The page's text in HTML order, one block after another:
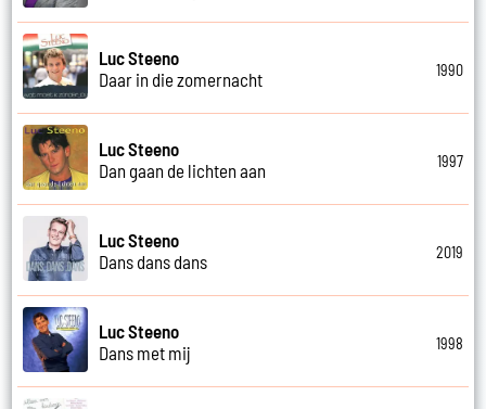
Luc Steeno
Daar in die zomernacht
1990
Luc Steeno
Dan gaan de lichten aan
1997
Luc Steeno
Dans dans dans
2019
Luc Steeno
Dans met mij
1998